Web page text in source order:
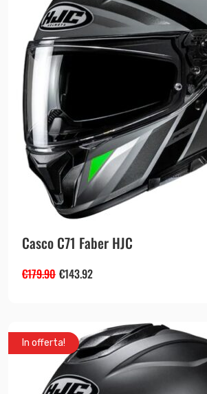
Casco C71 Faber HJC
€179.90 €143.92
In offerta!